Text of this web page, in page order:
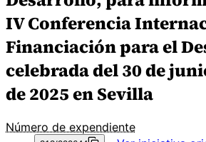
IV Conferencia
Financiación para el
celebrada del 30 de
de 2025 en Sevilla
Número de expendiente